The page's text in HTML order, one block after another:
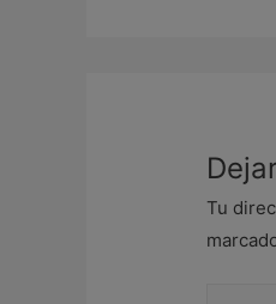
Tu